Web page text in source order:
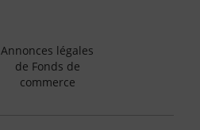
Annonces légales
de Fonds de
commerce